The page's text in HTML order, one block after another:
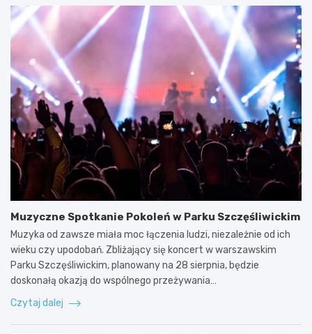
Muzyczne Spotkanie Pokoleń w Parku Szczęśliwickim
Muzyka od zawsze miała moc łączenia ludzi, niezależnie od ich
wieku czy upodobań. Zbliżający się koncert w warszawskim
Parku Szczęśliwickim, planowany na 28 sierpnia, będzie
doskonałą okazją do wspólnego przeżywania…
Czytaj dalej